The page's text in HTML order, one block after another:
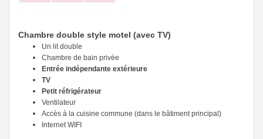
Chambre double style motel (avec TV)
Un lit double
Chambre de bain privée
Entrée indépendante extérieure
TV
Petit réfrigérateur
Ventilateur
Accès à la cuisine commune (dans le bâtiment principal)
Internet WIFI